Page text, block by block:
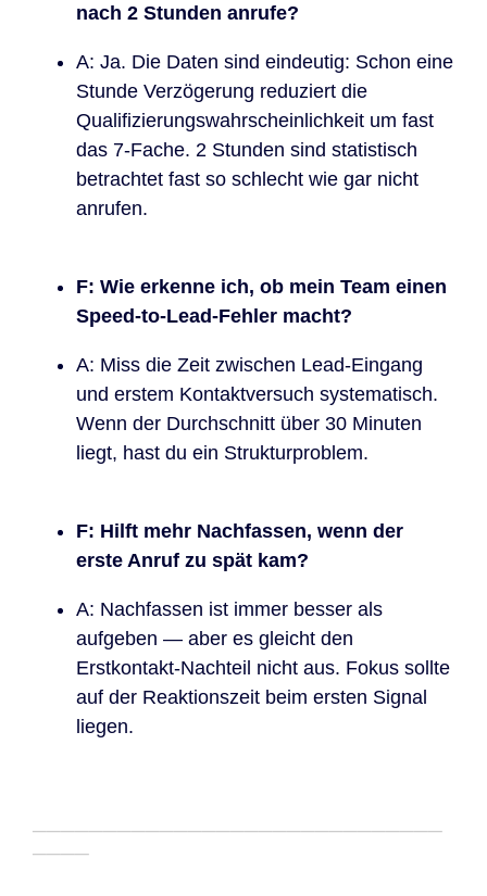
nach 2 Stunden anrufe?
A: Ja. Die Daten sind eindeutig: Schon eine
Stunde Verzögerung reduziert die
Qualifizierungswahrscheinlichkeit um fast
das 7-Fache. 2 Stunden sind statistisch
betrachtet fast so schlecht wie gar nicht
anrufen.
F: Wie erkenne ich, ob mein Team einen
Speed-to-Lead-Fehler macht?
A: Miss die Zeit zwischen Lead-Eingang
und erstem Kontaktversuch systematisch.
Wenn der Durchschnitt über 30 Minuten
liegt, hast du ein Strukturproblem.
F: Hilft mehr Nachfassen, wenn der
erste Anruf zu spät kam?
A: Nachfassen ist immer besser als
aufgeben — aber es gleicht den
Erstkontakt-Nachteil nicht aus. Fokus sollte
auf der Reaktionszeit beim ersten Signal
liegen.
─────────────────────────────
────